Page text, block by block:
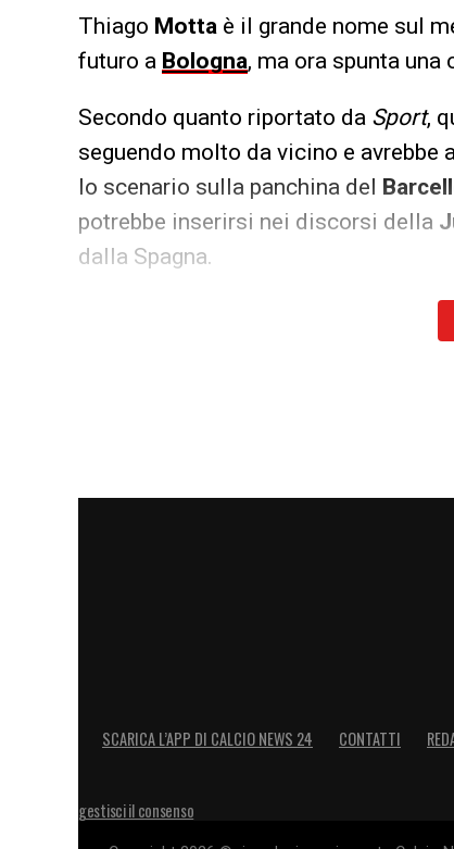
Thiago Motta è il grande nome sul
futuro a Bologna, ma ora spunta
Secondo quanto riportato da Sport,
seguendo molto da vicino e
lo scenario sulla panchina del
potrebbe inserirsi nei discorsi della
dalla Spagna.
LA PLAYLIST DELLE NOSTRE TOP
SCARICA L’APP DI CALCIO NEWS 24 CONTATTI
gestisci il consenso